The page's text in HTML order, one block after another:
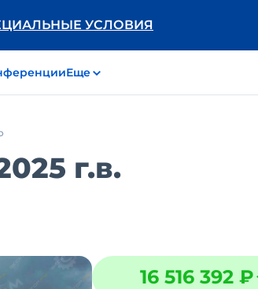
УСЛОВИЯ
Еще
г.в.
16 516 392 ₽